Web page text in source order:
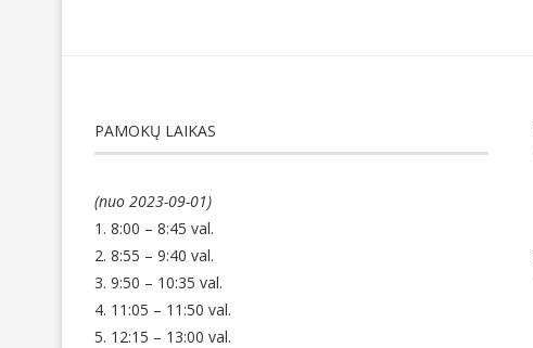
PAMOKŲ LAIKAS
(nuo 2023-09-01)
1. 8:00 – 8:45 val.
2. 8:55 – 9:40 val.
3. 9:50 – 10:35 val.
4. 11:05 – 11:50 val.
5. 12:15 – 13:00 val.